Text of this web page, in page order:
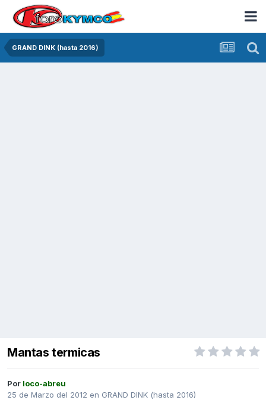
GRAND DINK (hasta 2016)
Mantas termicas
Por loco-abreu
25 de Marzo del 2012 en GRAND DINK (hasta 2016)